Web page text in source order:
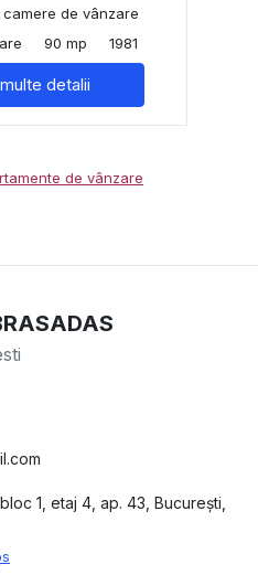
de vânzare
90 mp 1981
detalii
de vânzare
1, etaj 4, ap. 43, București,